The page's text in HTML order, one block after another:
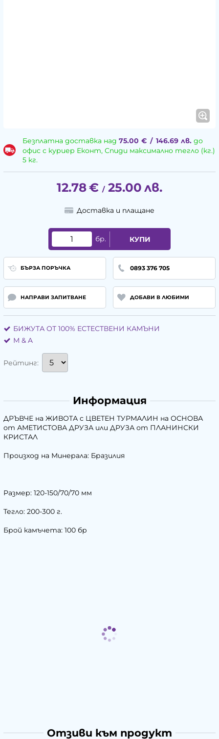
Безплатна доставка над 75.00 € / 146.69 лв.до
офис с куриер Еконт, Спиди максимално тегло (кг.)
5 кг.
12.78€ / 25.00 лв.
Доставка и плащане
бр. КУПИ
БЪРЗА ПОРЪЧКА 0893 376 705
НАПРАВИ ЗАПИТВАНЕ ДОБАВИ В ЛЮБИМИ
БИЖУТА ОТ 100% ЕСТЕСТВЕНИ КАМЪНИ
М & A
Рейтинг:
Информация
ДРЪВЧЕ на ЖИВОТА с ЦВЕТЕН ТУРМАЛИН на ОСНОВА
от АМЕТИСТОВА ДРУЗА или ДРУЗА от ПЛАНИНСКИ
КРИСТАЛ
Произход на Минерала: Бразилия
Размер: 120-150/70/70 мм
Тегло: 200-300 г.
Брой камъчета: 100 бр
Отзиви към продукт